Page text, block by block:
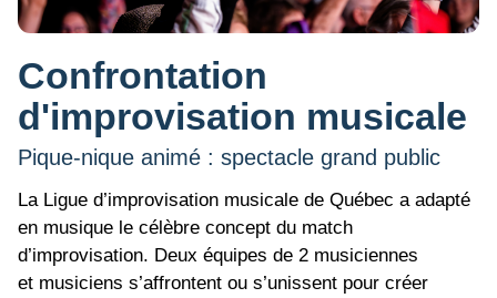
Confrontation
d'improvisation musicale
Pique-nique animé : spectacle grand public
La Ligue d’improvisation musicale de Québec a adapté
en musique le célèbre concept du match
d’improvisation. Deux équipes de 2 musiciennes
et musiciens s’affrontent ou s’unissent pour créer